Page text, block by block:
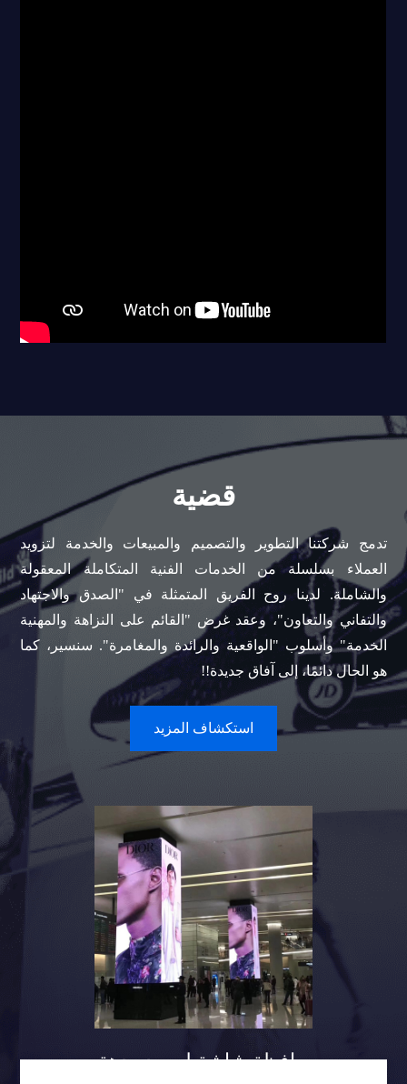
قضية
تدمج شركتنا التطوير والتصميم والمبيعات والخدمة لتزويد
العملاء بسلسلة من الخدمات الفنية المتكاملة المعقولة
والشاملة. لدينا روح الفريق المتمثلة في "الصدق والاجتهاد
والتفاني والتعاون"، وعقد غرض "القائم على النزاهة والمهنية
الخدمة" وأسلوب "الواقعية والرائدة والمغامرة". سنسير، كما
هو الحال دائمًا، إلى آفاق جديدة!!
استكشاف المزيد
حافظة شاشة لعمود ردهة